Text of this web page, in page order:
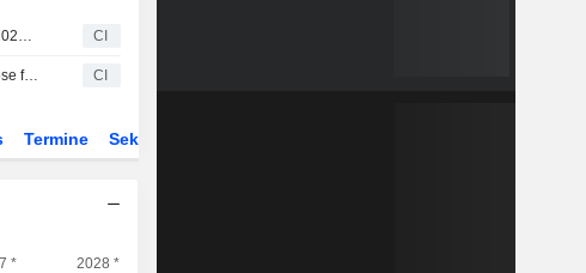
GREMS,Inc. schlägt Dividende für das am 31. März 2026 endende Geschäftsjahr vor, zahlbar am 25. Juni 2026 CI
Grems,Inc. veröffentlicht konsolidierte Gewinnprognose für das am 30. September 2026 endende Halbjahr und das am 31. März 2027 endende Geschäftsjahr CI
Termine Sektor
* 2028 *